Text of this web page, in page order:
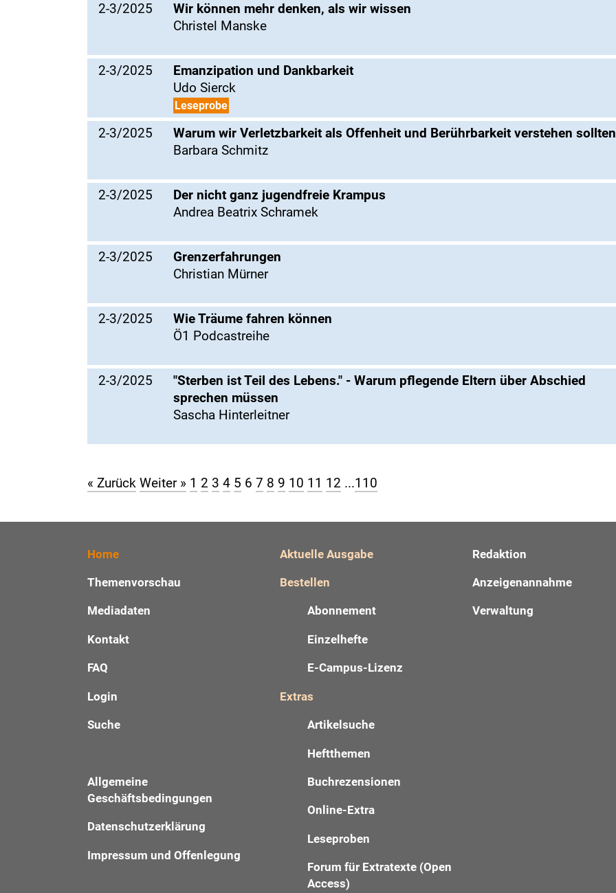
2-3/2025
Wir können mehr denken, als wir wissen
Christel Manske
2-3/2025
Emanzipation und Dankbarkeit
Udo Sierck
Leseprobe
2-3/2025
Warum wir Verletzbarkeit als Offenheit und Berührbarkeit verstehen sollten
Barbara Schmitz
2-3/2025
Der nicht ganz jugendfreie Krampus
Andrea Beatrix Schramek
2-3/2025
Grenzerfahrungen
Christian Mürner
2-3/2025
Wie Träume fahren können
Ö1 Podcastreihe
2-3/2025
"Sterben ist Teil des Lebens." - Warum pflegende Eltern über Abschied
sprechen müssen
Sascha Hinterleitner
« Zurück Weiter » 1 2 3 4 5 6 7 8 9 10 11 12 ...110
Home
Themenvorschau
Mediadaten
Kontakt
FAQ
Login
Suche
Allgemeine
Geschäftsbedingungen
Datenschutzerklärung
Impressum und Offenlegung
Aktuelle Ausgabe
Bestellen
Abonnement
Einzelhefte
E-Campus-Lizenz
Extras
Artikelsuche
Heftthemen
Buchrezensionen
Online-Extra
Leseproben
Forum für Extratexte (Open
Access)
Redaktion
Anzeigenannahme
Verwaltung